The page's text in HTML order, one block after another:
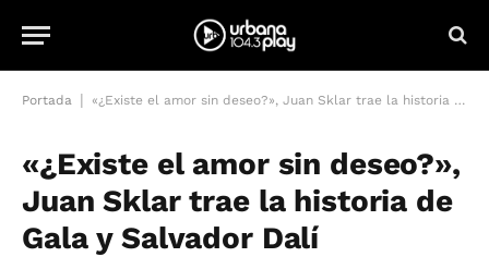
Portada «¿Existe el amor sin deseo?», Juan Sklar trae la historia de Gala y Salvador Dalí
«¿Existe el amor sin deseo?»,
Juan Sklar trae la historia de
Gala y Salvador Dalí